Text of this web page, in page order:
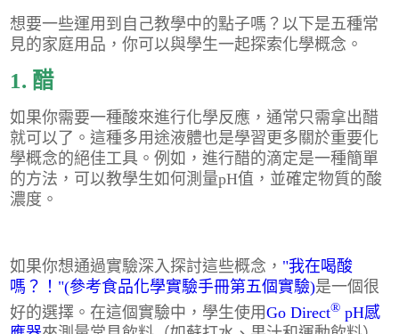
想要一些運用到自己教學中的點子嗎？以下是五種常
見的家庭用品，你可以與學生一起探索化學概念。
1. 醋
如果你需要一種酸來進行化學反應，通常只需拿出醋
就可以了。這種多用途液體也是學習更多關於重要化
學概念的絕佳工具。例如，進行醋的滴定是一種簡單
的方法，可以教學生如何測量pH值，並確定物質的酸
濃度。
如果你想通過實驗深入探討這些概念， "我在喝酸
嗎？！"(參考食品化學實驗手冊第五個實驗)是一個很
好的選擇。在這個實驗中，學生使用Go Direct® pH感